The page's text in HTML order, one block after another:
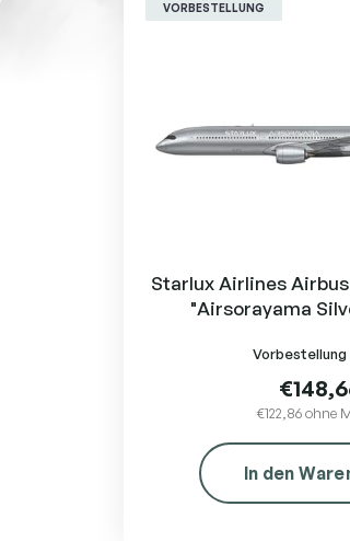
VORBESTELLUNG
Starlux Airlines
"Airsorayama
Vorbestellung
€122,86 ohne
In den